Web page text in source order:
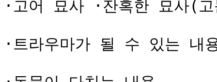
·고어 묘사 ·잔혹한 묘사(
·트라우마가 될 수 있는 내